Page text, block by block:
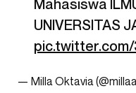
Mahasiswa
UNIVERSITAS
— Milla Oktavia